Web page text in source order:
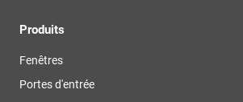
Produits
Fenêtres
Portes d'entrée